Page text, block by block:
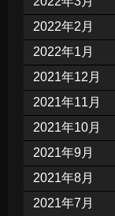
2022年2月
2022年1月
2021年12月
2021年11月
2021年10月
2021年9月
2021年8月
2021年7月